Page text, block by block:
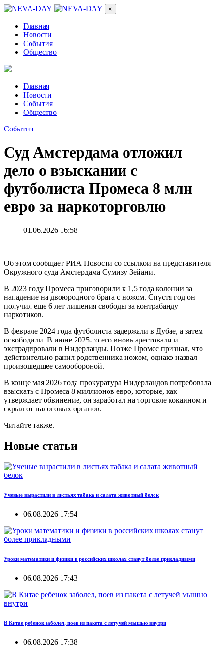
×
Главная
Новости
События
Общество
Главная
Новости
События
Общество
События
Суд Амстердама отложил
дело о взыскании с
футболиста Промеса 8 млн
евро за наркоторговлю
01.06.2026 16:58
Об этом сообщает РИА Новости со ссылкой на представителя
Окружного суда Амстердама Сумизу Зейани.
В 2023 году Промеса приговорили к 1,5 года колонии за
нападение на двоюродного брата с ножом. Спустя год он
получил еще 6 лет лишения свободы за контрабанду
наркотиков.
В феврале 2024 года футболиста задержали в Дубае, а затем
освободили. В июне 2025-го его вновь арестовали и
экстрадировали в Нидерланды. Позже Промес признал, что
действительно ранил родственника ножом, однако назвал
произошедшее самообороной.
В конце мая 2026 года прокуратура Нидерландов потребовала
взыскать с Промеса 8 миллионов евро, которые, как
утверждает обвинение, он заработал на торговле кокаином и
скрыл от налоговых органов.
Читайте также.
Новые статьи
Ученые вырастили в листьях табака и салата животный белок
06.08.2026 17:54
Уроки математики и физики в российских школах станут более прикладными
06.08.2026 17:43
В Китае ребенок заболел, поев из пакета с летучей мышью внутри
06.08.2026 17:38